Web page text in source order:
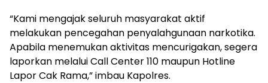
“Kami mengajak seluruh masyarakat aktif
melakukan pencegahan penyalahgunaan narkotika.
Apabila menemukan aktivitas mencurigakan, segera
laporkan melalui Call Center 110 maupun Hotline
Lapor Cak Rama,” imbau Kapolres.